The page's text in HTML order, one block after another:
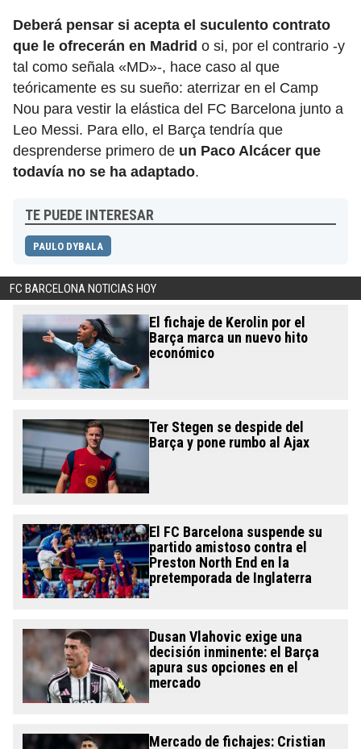
Deberá pensar si acepta el suculento contrato
que le ofrecerán en Madrid o si, por el contrario -y
tal como señala «MD»-, hace caso al que
teóricamente es su sueño: aterrizar en el Camp
Nou para vestir la elástica del FC Barcelona junto a
Leo Messi. Para ello, el Barça tendría que
desprenderse primero de un Paco Alcácer que
todavía no se ha adaptado.
TE PUEDE INTERESAR
PAULO DYBALA
FC BARCELONA NOTICIAS HOY
El fichaje de Kerolin por el
Barça marca un nuevo hito
económico
Ter Stegen se despide del
Barça y pone rumbo al Ajax
El FC Barcelona suspende su
partido amistoso contra el
Preston North End en la
pretemporada de Inglaterra
Dusan Vlahovic exige una
decisión inminente: el Barça
apura sus opciones en el
mercado
Mercado de fichajes: Cristian